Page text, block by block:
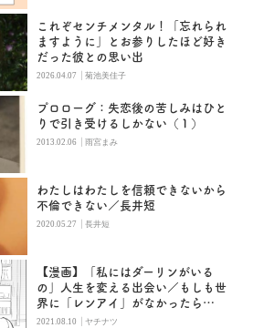
これぞセンチメンタル！「忘れられ
ますように」とお参りしたほど好き
だった彼との思い出
2026.04.07 |菊池美佳子
プロローグ：失恋後の苦しみはひと
りで引き受けるしかない（１）
2013.02.06 |雨宮まみ
わたしはわたしを信頼できないから
不倫できない／長井短
2020.05.27 |長井短
【漫画】「私にはダーリンがいる
の」人生を変える出会い／もしも世
界に「レンアイ」がなかったら
（４）
2021.08.10 |ヤチナツ